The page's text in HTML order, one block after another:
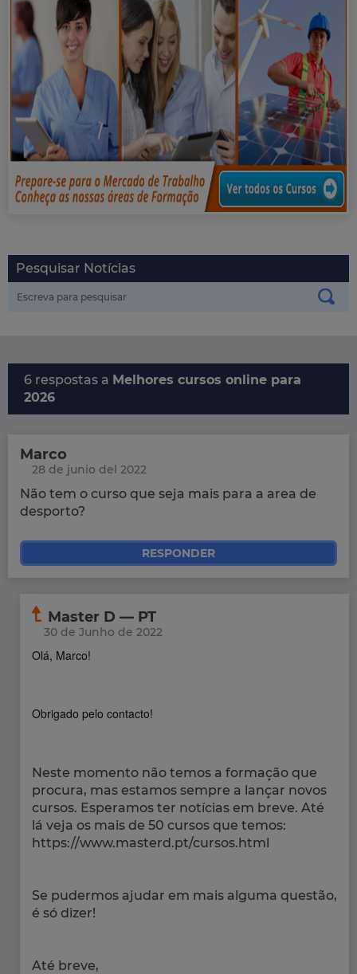
Pesquisar Notícias
6 respostas a Melhores cursos online para
2026
Marco
28 de junio del 2022
Não tem o curso que seja mais para a area de
desporto?
RESPONDER
Master D — PT
30 de Junho de 2022
Olá, Marco!
Obrigado pelo contacto!
Neste momento não temos a formação que
procura, mas estamos sempre a lançar novos
cursos. Esperamos ter notícias em breve. Até
lá veja os mais de 50 cursos que temos:
https://www.masterd.pt/cursos.html
Se pudermos ajudar em mais alguma questão,
é só dizer!
Até breve,